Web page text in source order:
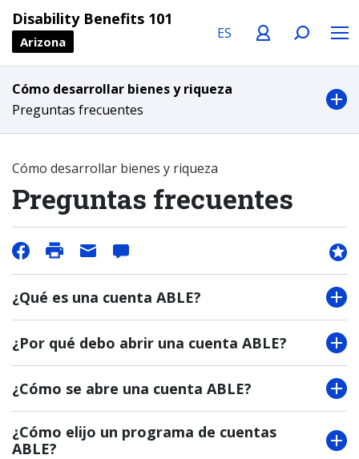
Disability Benefits 101
Arizona
Cómo desarrollar bienes y riqueza
Preguntas frecuentes
Cómo desarrollar bienes y riqueza
Preguntas frecuentes
¿Qué es una cuenta ABLE?
¿Por qué debo abrir una cuenta ABLE?
¿Cómo se abre una cuenta ABLE?
¿Cómo elijo un programa de cuentas
ABLE?